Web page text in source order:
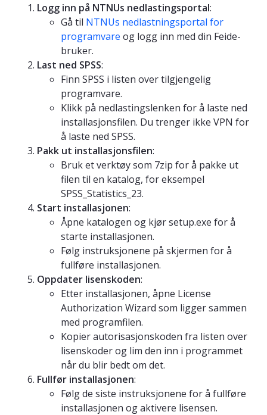
Logg inn på NTNUs nedlastingsportal:
Gå til NTNUs nedlastningsportal for
programvare og logg inn med din Feide-
bruker.
Last ned SPSS:
Finn SPSS i listen over tilgjengelig
programvare.
Klikk på nedlastingslenken for å laste ned
installasjonsfilen. Du trenger ikke VPN for
å laste ned SPSS.
Pakk ut installasjonsfilen:
Bruk et verktøy som 7zip for å pakke ut
filen til en katalog, for eksempel
SPSS_Statistics_23.
Start installasjonen:
Åpne katalogen og kjør setup.exe for å
starte installasjonen.
Følg instruksjonene på skjermen for å
fullføre installasjonen.
Oppdater lisenskoden:
Etter installasjonen, åpne License
Authorization Wizard som ligger sammen
med programfilen.
Kopier autorisasjonskoden fra listen over
lisenskoder og lim den inn i programmet
når du blir bedt om det.
Fullfør installasjonen:
Følg de siste instruksjonene for å fullføre
installasjonen og aktivere lisensen.